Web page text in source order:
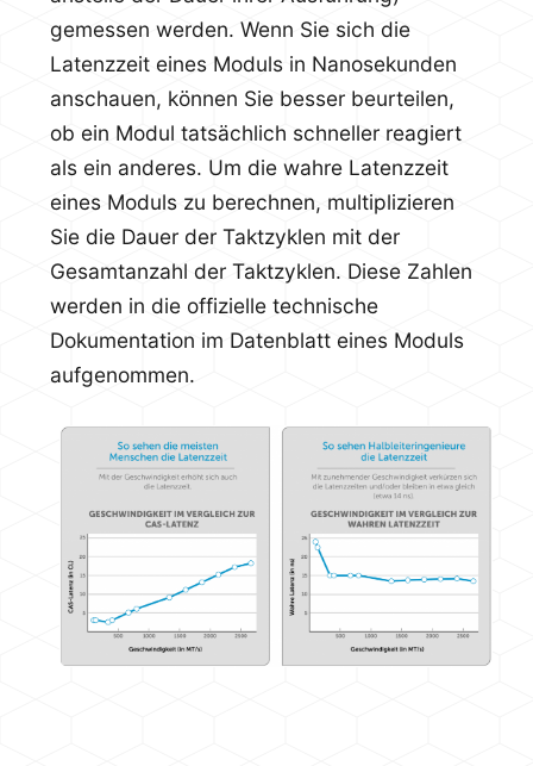
gemessen werden. Wenn Sie sich die
Latenzzeit eines Moduls in Nanosekunden
anschauen, können Sie besser beurteilen,
ob ein Modul tatsächlich schneller reagiert
als ein anderes. Um die wahre Latenzzeit
eines Moduls zu berechnen, multiplizieren
Sie die Dauer der Taktzyklen mit der
Gesamtanzahl der Taktzyklen. Diese Zahlen
werden in die offizielle technische
Dokumentation im Datenblatt eines Moduls
aufgenommen.